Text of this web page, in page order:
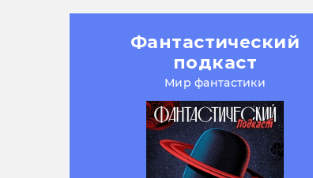
Фантастический
подкаст
Мир фантастики